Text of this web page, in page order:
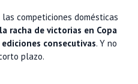
competiciones domésticas
la racha de victorias en Copa
consecutivas. Y no
plazo.